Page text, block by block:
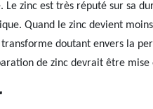
zinc est très réputé sur sa
Quand le zinc devient
doutant envers la
de zinc devrait être